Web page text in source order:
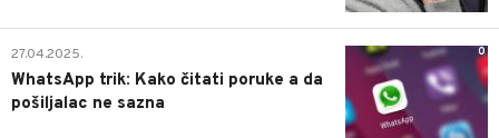
0
27.04.2025.
WhatsApp trik: Kako čitati poruke a da
pošiljalac ne sazna